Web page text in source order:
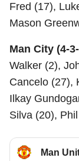
Fred (17),
Mason
Man City (4-
Walker (2),
Cancelo (27),
Ilkay
Silva (20),
Man